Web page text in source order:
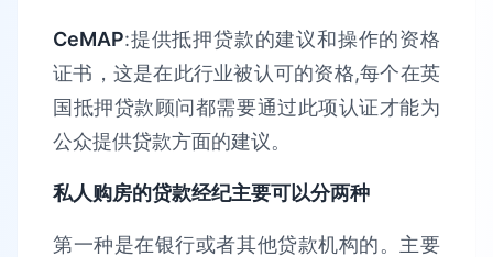
CeMAP:提供抵押贷款的建议和操作的资格
证书，这是在此行业被认可的资格,每个在英
国抵押贷款顾问都需要通过此项认证才能为
公众提供贷款方面的建议。
私人购房的贷款经纪主要可以分两种
第一种是在银行或者其他贷款机构的。主要